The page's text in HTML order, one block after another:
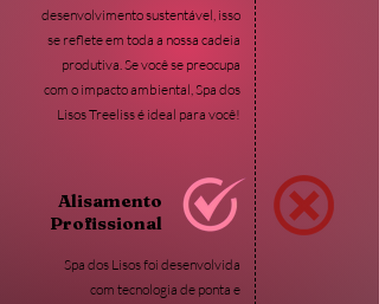
desenvolvimento sustentável, isso
se reflete em toda a nossa cadeia
produtiva. Se você se preocupa
com o impacto ambiental, Spa dos
Lisos Treeliss é ideal para você!
Alisamento
Profissional
Spa dos Lisos foi desenvolvida
com tecnologia de ponta e